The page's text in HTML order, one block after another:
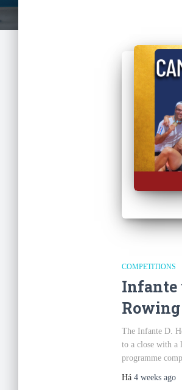
COMPETITIONS
Infante
The Infante D.
to a close with a
programme
Há 4 weeksago